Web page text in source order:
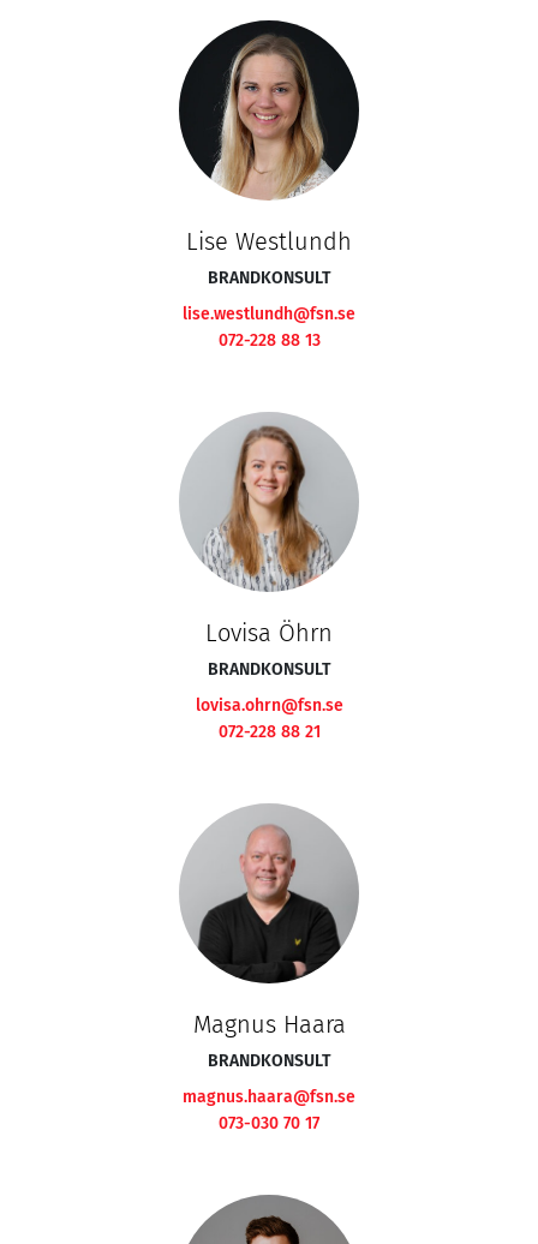
Lise Westlundh
BRANDKONSULT
lise.westlundh@fsn.se
072-228 88 13
Lovisa Öhrn
BRANDKONSULT
lovisa.ohrn@fsn.se
072-228 88 21
Magnus Haara
BRANDKONSULT
magnus.haara@fsn.se
073-030 70 17